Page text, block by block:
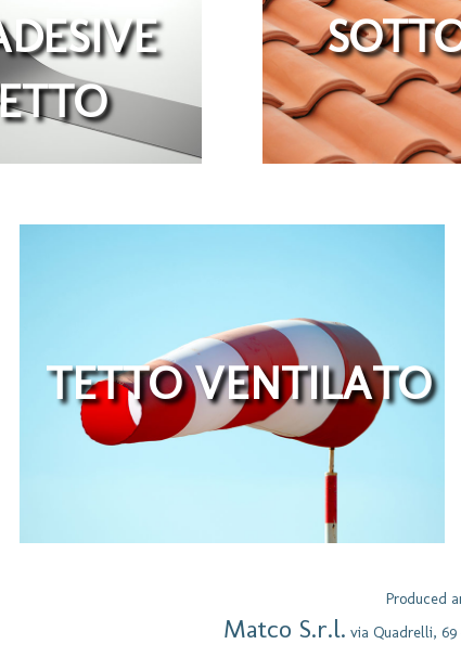
TETTO VENTILATO
Produced
Matco S.r.l. via Quadrelli, 69